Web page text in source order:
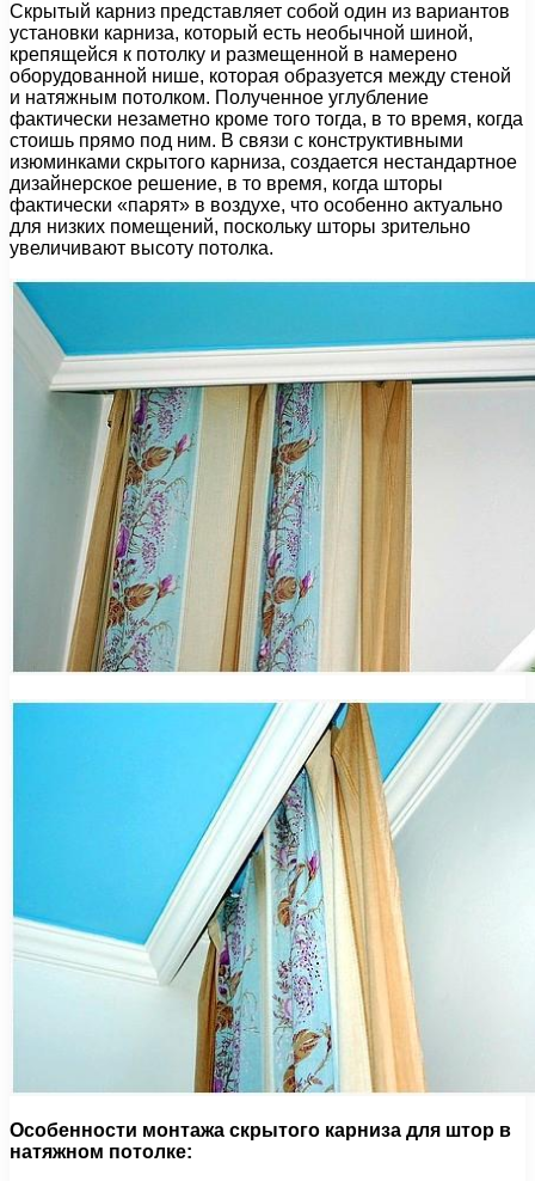
Скрытый карниз представляет собой один из вариантов
установки карниза, который есть необычной шиной,
крепящейся к потолку и размещенной в намерено
оборудованной нише, которая образуется между стеной
и натяжным потолком. Полученное углубление
фактически незаметно кроме того тогда, в то время, когда
стоишь прямо под ним. В связи с конструктивными
изюминками скрытого карниза, создается нестандартное
дизайнерское решение, в то время, когда шторы
фактически «парят» в воздухе, что особенно актуально
для низких помещений, поскольку шторы зрительно
увеличивают высоту потолка.
Особенности монтажа скрытого карниза для штор в
натяжном потолке: